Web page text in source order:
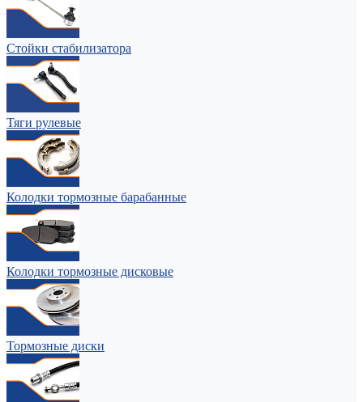
Стойки стабилизатора
Тяги рулевые
Колодки тормозные барабанные
Колодки тормозные дисковые
Тормозные диски